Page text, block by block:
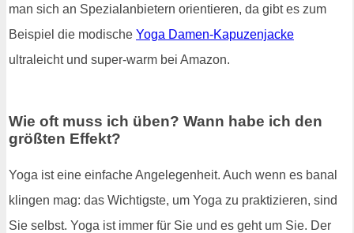
man sich an Spezialanbietern orientieren, da gibt es zum
Beispiel die modische Yoga Damen-Kapuzenjacke
ultraleicht und super-warm bei Amazon.
Wie oft muss ich üben? Wann habe ich den
größten Effekt?
Yoga ist eine einfache Angelegenheit. Auch wenn es banal
klingen mag: das Wichtigste, um Yoga zu praktizieren, sind
Sie selbst. Yoga ist immer für Sie und es geht um Sie. Der